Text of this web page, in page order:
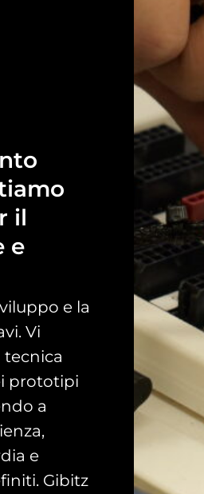
il
e
e la
Vi
prototipi
a
e
Gibitz